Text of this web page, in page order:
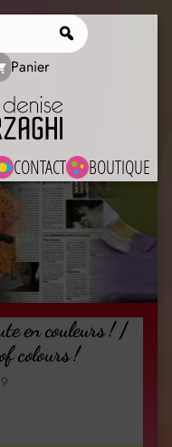
CONTACT BOUTIQUE
Panier
en couleurs ! /
colours !